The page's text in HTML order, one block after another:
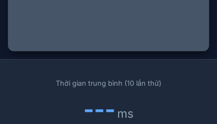
Thời gian trung bình (10 lần thử)
--- ms